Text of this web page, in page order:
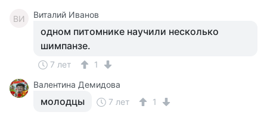
ВИ Виталий Иванов
одном питомнике научили несколько
шимпанзе.
7 лет
1
Валентина Демидова
молодцы 7 лет 1